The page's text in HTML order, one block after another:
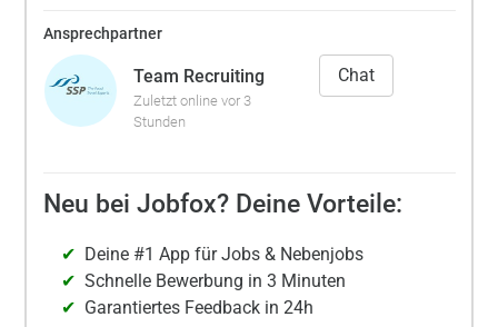
Ansprechpartner
Team Recruiting
Zuletzt online vor 3
Stunden
Chat
Neu bei Jobfox? Deine Vorteile:
Deine #1 App für Jobs & Nebenjobs
Schnelle Bewerbung in 3 Minuten
Garantiertes Feedback in 24h